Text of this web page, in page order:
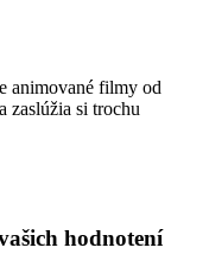
animované filmy od
zaslúžia si trochu
hodnotení